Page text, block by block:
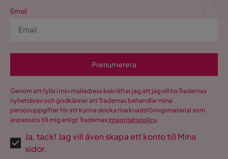
Email
Prenumerera
Genom att fylla i min mailadress bekräftar jag att jag vill ha Trademax
nyhetsbrev och godkänner att Trademax behandlar mina
personuppgifter för att kunna skicka marknadsföringsmaterial som
anpassats till mig enligt Trademax Integritetspolicy.
Ja, tack! Jag vill även skapa ett konto till Mina
sidor.